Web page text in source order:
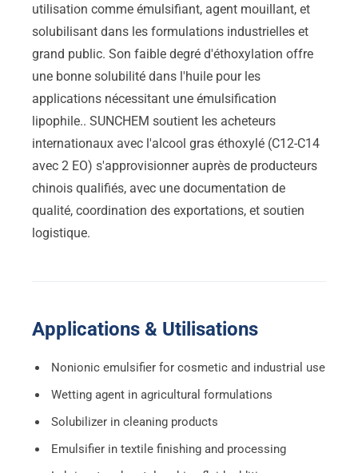
utilisation comme émulsifiant, agent mouillant, et
solubilisant dans les formulations industrielles et
grand public. Son faible degré d'éthoxylation offre
une bonne solubilité dans l'huile pour les
applications nécessitant une émulsification
lipophile.. SUNCHEM soutient les acheteurs
internationaux avec l'alcool gras éthoxylé (C12-C14
avec 2 EO) s'approvisionner auprès de producteurs
chinois qualifiés, avec une documentation de
qualité, coordination des exportations, et soutien
logistique.
Applications & Utilisations
Nonionic emulsifier for cosmetic and industrial use
Wetting agent in agricultural formulations
Solubilizer in cleaning products
Emulsifier in textile finishing and processing